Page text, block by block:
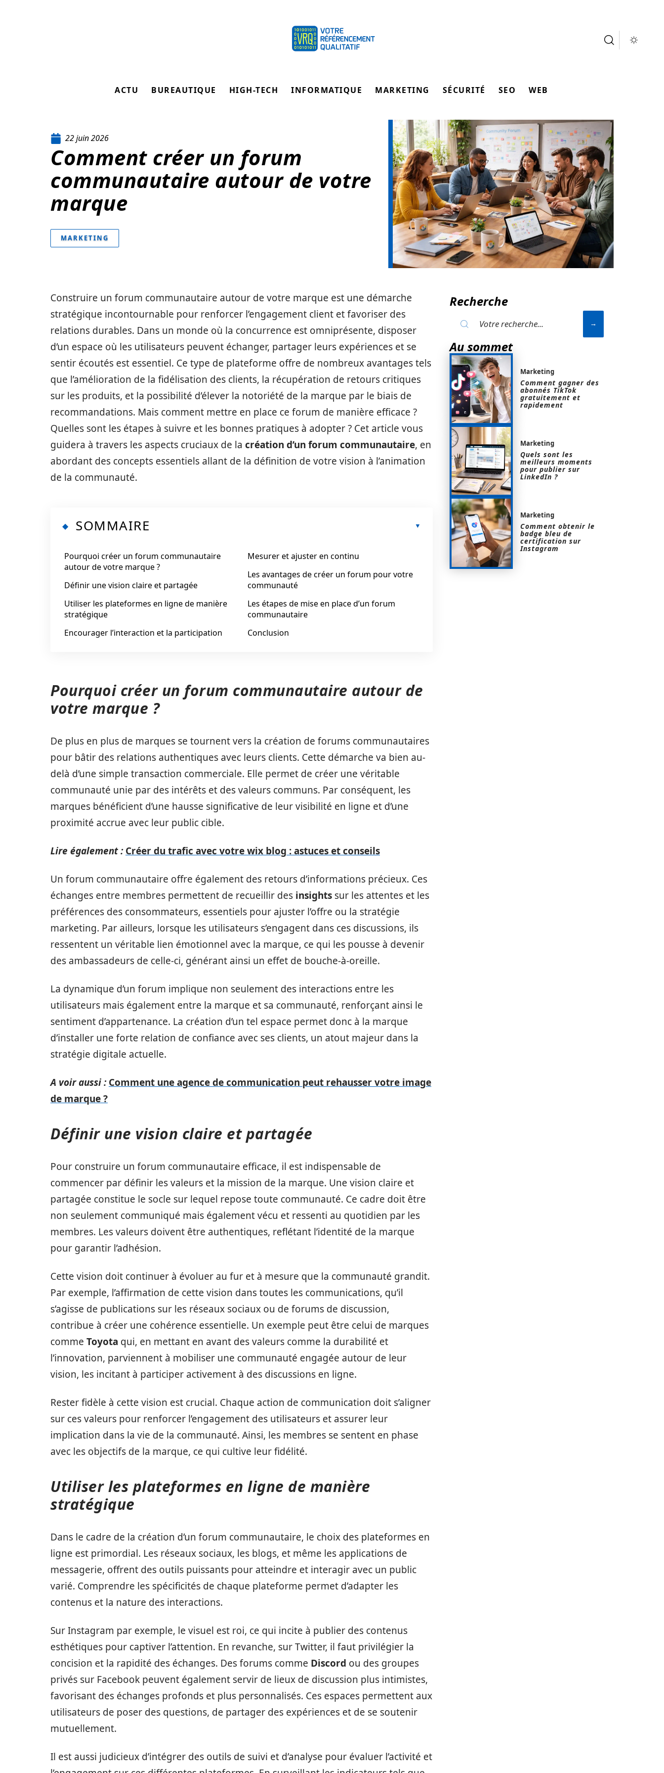
ACTU BUREAUTIQUE HIGH-TECH INFORMATIQUE MARKETING SÉCURITÉ SEO WEB
22 juin 2026
Comment créer un forum
communautaire autour de votre
marque
MARKETING
Construire un forum communautaire autour de votre marque est une démarche
stratégique incontournable pour renforcer l’engagement client et favoriser des
relations durables. Dans un monde où la concurrence est omniprésente, disposer
d’un espace où les utilisateurs peuvent échanger, partager leurs expériences et se
sentir écoutés est essentiel. Ce type de plateforme offre de nombreux avantages tels
que l’amélioration de la fidélisation des clients, la récupération de retours critiques
sur les produits, et la possibilité d’élever la notoriété de la marque par le biais de
recommandations. Mais comment mettre en place ce forum de manière efficace ?
Quelles sont les étapes à suivre et les bonnes pratiques à adopter ? Cet article vous
guidera à travers les aspects cruciaux de la création d’un forum communautaire, en
abordant des concepts essentiels allant de la définition de votre vision à l’animation
de la communauté.
SOMMAIRE
Pourquoi créer un forum communautaire
autour de votre marque ?
Définir une vision claire et partagée
Utiliser les plateformes en ligne de manière
stratégique
Encourager l’interaction et la participation
Mesurer et ajuster en continu
Les avantages de créer un forum pour votre
communauté
Les étapes de mise en place d’un forum
communautaire
Conclusion
Pourquoi créer un forum communautaire autour de
votre marque ?
De plus en plus de marques se tournent vers la création de forums communautaires
pour bâtir des relations authentiques avec leurs clients. Cette démarche va bien au-
delà d’une simple transaction commerciale. Elle permet de créer une véritable
communauté unie par des intérêts et des valeurs communs. Par conséquent, les
marques bénéficient d’une hausse significative de leur visibilité en ligne et d’une
proximité accrue avec leur public cible.
Lire également : Créer du trafic avec votre wix blog : astuces et conseils
Un forum communautaire offre également des retours d’informations précieux. Ces
échanges entre membres permettent de recueillir des insights sur les attentes et les
préférences des consommateurs, essentiels pour ajuster l’offre ou la stratégie
marketing. Par ailleurs, lorsque les utilisateurs s’engagent dans ces discussions, ils
ressentent un véritable lien émotionnel avec la marque, ce qui les pousse à devenir
des ambassadeurs de celle-ci, générant ainsi un effet de bouche-à-oreille.
La dynamique d’un forum implique non seulement des interactions entre les
utilisateurs mais également entre la marque et sa communauté, renforçant ainsi le
sentiment d’appartenance. La création d’un tel espace permet donc à la marque
d’installer une forte relation de confiance avec ses clients, un atout majeur dans la
stratégie digitale actuelle.
A voir aussi : Comment une agence de communication peut rehausser votre image
de marque ?
Définir une vision claire et partagée
Pour construire un forum communautaire efficace, il est indispensable de
commencer par définir les valeurs et la mission de la marque. Une vision claire et
partagée constitue le socle sur lequel repose toute communauté. Ce cadre doit être
non seulement communiqué mais également vécu et ressenti au quotidien par les
membres. Les valeurs doivent être authentiques, reflétant l’identité de la marque
pour garantir l’adhésion.
Cette vision doit continuer à évoluer au fur et à mesure que la communauté grandit.
Par exemple, l’affirmation de cette vision dans toutes les communications, qu’il
s’agisse de publications sur les réseaux sociaux ou de forums de discussion,
contribue à créer une cohérence essentielle. Un exemple peut être celui de marques
comme Toyota qui, en mettant en avant des valeurs comme la durabilité et
l’innovation, parviennent à mobiliser une communauté engagée autour de leur
vision, les incitant à participer activement à des discussions en ligne.
Rester fidèle à cette vision est crucial. Chaque action de communication doit s’aligner
sur ces valeurs pour renforcer l’engagement des utilisateurs et assurer leur
implication dans la vie de la communauté. Ainsi, les membres se sentent en phase
avec les objectifs de la marque, ce qui cultive leur fidélité.
Utiliser les plateformes en ligne de manière
stratégique
Dans le cadre de la création d’un forum communautaire, le choix des plateformes en
ligne est primordial. Les réseaux sociaux, les blogs, et même les applications de
messagerie, offrent des outils puissants pour atteindre et interagir avec un public
varié. Comprendre les spécificités de chaque plateforme permet d’adapter les
contenus et la nature des interactions.
Sur Instagram par exemple, le visuel est roi, ce qui incite à publier des contenus
esthétiques pour captiver l’attention. En revanche, sur Twitter, il faut privilégier la
concision et la rapidité des échanges. Des forums comme Discord ou des groupes
privés sur Facebook peuvent également servir de lieux de discussion plus intimistes,
favorisant des échanges profonds et plus personnalisés. Ces espaces permettent aux
utilisateurs de poser des questions, de partager des expériences et de se soutenir
mutuellement.
Il est aussi judicieux d’intégrer des outils de suivi et d’analyse pour évaluer l’activité et
Recherche
Au sommet
Marketing
Comment gagner des
abonnés TikTok
gratuitement et
rapidement
Marketing
Quels sont les
meilleurs moments
pour publier sur
LinkedIn ?
Marketing
Comment obtenir le
badge bleu de
certification sur
Instagram